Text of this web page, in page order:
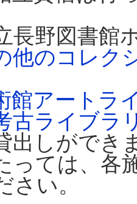
長野図書館
他のコレク
館アートラ
古ライブラ
出しができ
っては、各
さい。